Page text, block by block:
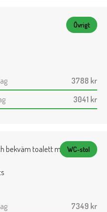
Övrigt
3788 kr
3041 kr
WC-stol
7349 kr